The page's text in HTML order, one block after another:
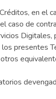
en el
caso de
presentes